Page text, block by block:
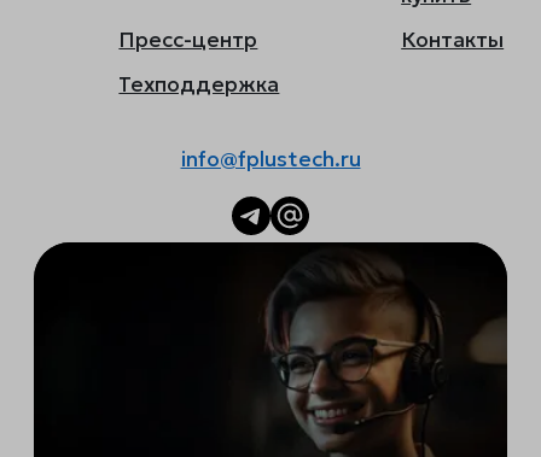
Пресс-центр
Контакты
Техподдержка
info@fplustech.ru